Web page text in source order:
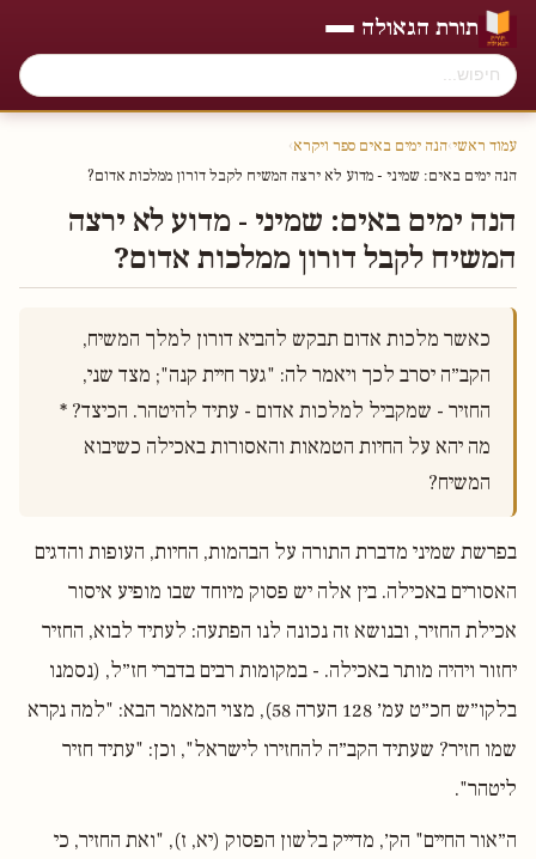
תורת הגאולה
עמוד ראשי›הנה ימים באים ספר ויקרא›
הנה ימים באים׃ שמיני - מדוע לא ירצה המשיח לקבל דורון ממלכות אדום?
הנה ימים באים׃ שמיני - מדוע לא ירצה
המשיח לקבל דורון ממלכות אדום?
המשיח?
בפרשת שמיני מדברת התורה על הבהמות, החיות, העופות והדגים
האסורים באכילה. בין אלה יש פסוק מיוחד שבו מופיע איסור
אכילת החזיר, ובנושא זה נכונה לנו הפתעה: לעתיד לבוא, החזיר
יחזור ויהיה מותר באכילה. - במקומות רבים בדברי חז״ל, (נסמנו
בלקו״ש חכ״ט עמ׳ 128 הערה 58), מצוי המאמר הבא: "למה נקרא
שמו חזיר? שעתיד הקב״ה להחזירו לישראל", וכן: "עתיד חזיר
ליטהר".
ה״אור החיים" הק׳, מדייק בלשון הפסוק (יא, ז), "ואת החזיר, כי